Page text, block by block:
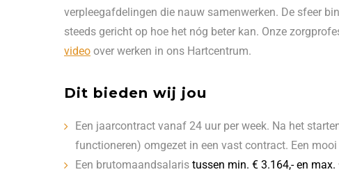
verpleegafdelingen die nauw samenwerken. De sfeer
steeds gericht op hoe het nóg beter kan. Onze
video over werken in ons Hartcentrum.
Dit bieden wij jou
Een jaarcontract vanaf 24 uur per week. Na het
functioneren) omgezet in een vast contract. Een
Een brutomaandsalaris tussen min. € 3.164,- en max.